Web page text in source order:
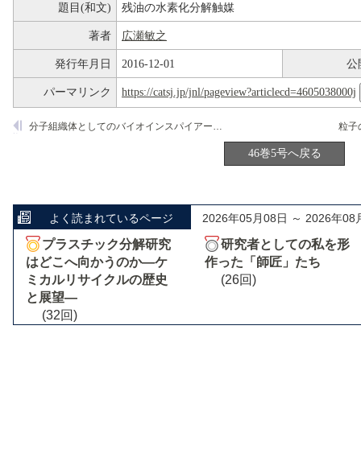
題目(和文) 残油の水素化分解触媒
著者 広瀬敏之
発行年月日 2016-12-01 公
パーマリンク https://catsj.jp/jnl/pageview?articlecd=4605038000j
分子組織体としてのバイオインスパイアード触媒系
46巻5号へ戻る
よく読まれているページ 2026年05月08日 ～ 2026年08
プラスチック分解研究
はどこへ向かうのか―ケ
ミカルリサイクルの歴史
と展望―
(32回)
研究者としての私を形
作った「師匠」たち
(26回)